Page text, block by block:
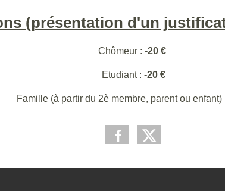
(présentation d'un
Chômeur : -20 €
Etudiant : -20 €
Famille (à partir du 2è membre, parent ou enfant)